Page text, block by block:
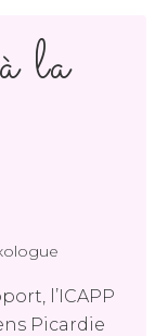
la
l’ICAPP
Picardie